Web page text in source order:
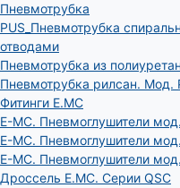
Пневмотрубка
PUS_Пневмотрубка
отводами
Пневмотрубка из
Пневмотрубка рилсан. Мод.
Фитинги E.MC
E-MC. Пневмоглушители
E-MC. Пневмоглушители
E-MC. Пневмоглушители
Дроссель E.MC. Серии QSC